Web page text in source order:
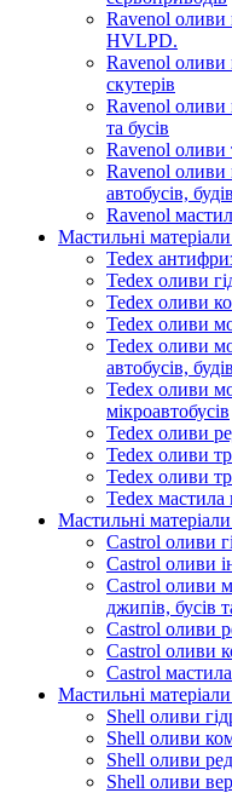
Ravenol оливи
HVLPD.
Ravenol оливи
скутерів
Ravenol оливи
та бусів
Ravenol оливи
Ravenol оливи
автобусів,
Ravenol
Мастильні
Tedex
Tedex оливи
Tedex оливи
Tedex оливи
Tedex оливи
автобусів,
Tedex оливи
мікроавтобусів
Tedex оливи
Tedex оливи
Tedex оливи
Tedex мастила
Мастильні
Castrol оливи
Castrol оливи
Castrol оливи
джипів, бусів
Castrol оливи
Castrol оливи
Castrol
Мастильні
Shell оливи
Shell оливи
Shell оливи
Shell оливи